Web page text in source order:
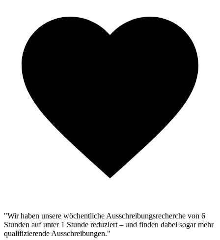
"Wir haben unsere wöchentliche Ausschreibungsrecherche von 6
Stunden auf unter 1 Stunde reduziert – und finden dabei sogar mehr
qualifizierende Ausschreibungen."